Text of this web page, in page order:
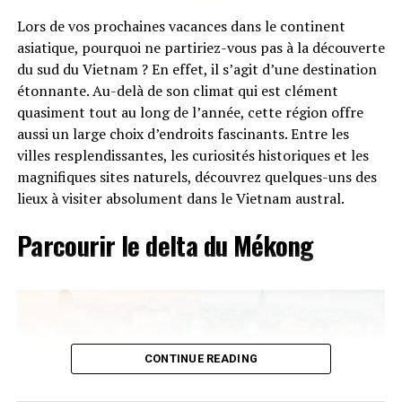
tortues géantes sauvages. En effet, ce parc national est
uniquement consacré aux visiteurs et vous ne pouvez ni
dormir sur place ni trouver un restaurant. Par contre,
vous pourrez voir les tortues à différentes phases de
leur vie. Sachez également que l’île est un site de
nidification pour les tortues de mer et avec de la chance,
vous pourrez en voir. Pour un séjour aux Seychelles,
c’est une autre destination à ne pas manquer.
Que faire pendant les vacances à Argelès Sur Mer ?
surtout pas louper
Quels sont les principaux sites
touristiques d’Argelès-sur-Mer ?
littoralqui s’étend sur plus de 8 km, ainsi que pour sa
le sentierlittoral et les différentes
et calanques. On peut pratiquer diverses activités
Lors de vos prochaines vacances dans le continent
asiatique, pourquoi ne partiriez-vous pas à la découverte
du sud du Vietnam ? En effet, il s’agit d’une destination
étonnante. Au-delà de son climat qui est clément
quasiment tout au long de l’année, cette région offre
aussi un large choix d’endroits fascinants. Entre les
villes resplendissantes, les curiosités historiques et les
magnifiques sites naturels, découvrez quelques-uns des
lieux à visiter absolument dans le Vietnam austral.
Parcourir le delta du Mékong
CONTINUE READING